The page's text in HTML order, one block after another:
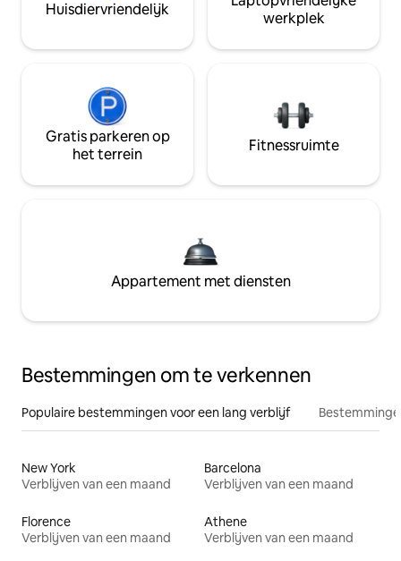
Huisdiervriendelijk
werkplek
Gratis parkeren op
het terrein
Fitnessruimte
Appartement met diensten
Bestemmingen om te verkennen
Populaire bestemmingen voor een lang verblijf
New York
Verblijven van een maand
Barcelona
Verblijven van een maand
Florence
Verblijven van een maand
Athene
Verblijven van een maand